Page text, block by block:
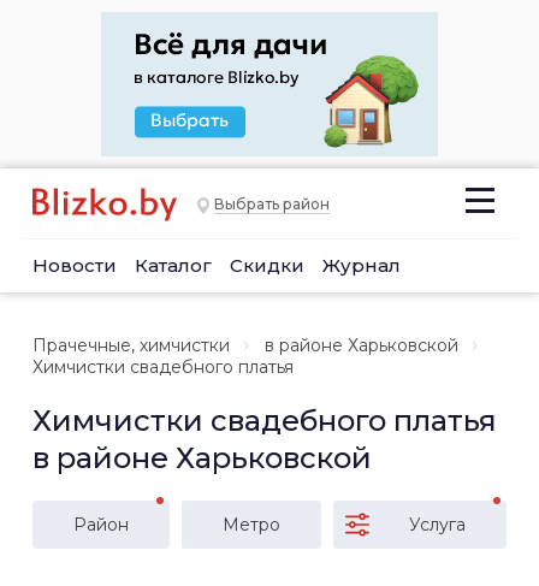
Выбрать район
Новости Каталог Скидки Журнал
Прачечные, химчистки
в районе Харьковской
Химчистки свадебного платья
Химчистки свадебного платья
в районе Харьковской
Район Метро Услуга